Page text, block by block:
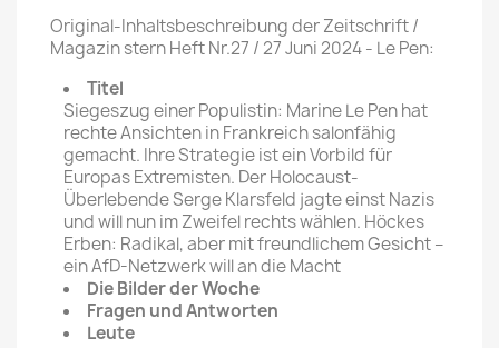
Original-Inhaltsbeschreibung der Zeitschrift /
Magazin stern Heft Nr.27 / 27 Juni 2024 - Le Pen:
Titel
Siegeszug einer Populistin: Marine Le Pen hat
rechte Ansichten in Frankreich salonfähig
gemacht. Ihre Strategie ist ein Vorbild für
Europas Extremisten. Der Holocaust-
Überlebende Serge Klarsfeld jagte einst Nazis
und will nun im Zweifel rechts wählen. Höckes
Erben: Radikal, aber mit freundlichem Gesicht –
ein AfD-Netzwerk will an die Macht
Die Bilder der Woche
Fragen und Antworten
Leute